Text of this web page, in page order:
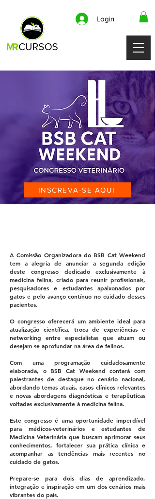
Login
INSCREVA-SE AQUI
A Comissão Organizadora do BSB Cat Weekend
tem a alegria de anunciar a segunda edição
deste congresso dedicado exclusivamente à
medicina felina, criado para reunir profissionais,
pesquisadores e estudantes apaixonados por
gatos e pelo avanço contínuo no cuidado desses
pacientes.
O congresso oferecerá um ambiente ideal para
atualização científica, troca de experiências e
networking entre especialistas que atuam ou
desejam se aprofundar na área de felinos.
Com uma programação cuidadosamente
elaborada, o BSB Cat Weekend contará com
palestrantes de destaque no cenário nacional,
abordando temas atuais, casos clínicos relevantes
e novas abordagens diagnósticas e terapêuticas
voltadas exclusivamente à medicina felina.
Este congresso é uma oportunidade imperdível
para médicos-veterinários e estudantes de
Medicina Veterinária que buscam aprimorar seus
conhecimentos, fortalecer sua prática clínica e
acompanhar as tendências mais recentes no
cuidado de gatos.
Prepare-se para dois dias de aprendizado,
integração e inspiração em um dos cenários mais
vibrantes do país.